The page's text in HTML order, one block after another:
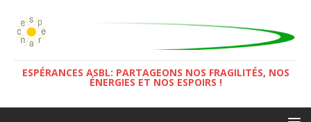
ESPÉRANCES ASBL: PARTAGEONS NOS FRAGILITÉS, NOS
ÉNERGIES ET NOS ESPOIRS !